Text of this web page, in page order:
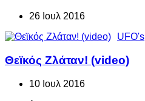
26 Ιουλ 2016
UFO's
Θεϊκός Ζλάταν! (video)
10 Ιουλ 2016